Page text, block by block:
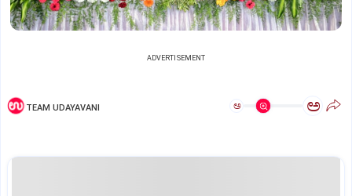
ADVERTISEMENT
TEAM UDAYAVANI ಅ ಅ